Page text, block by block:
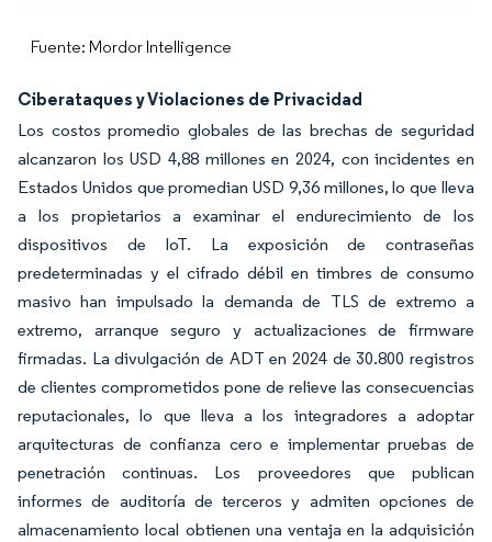
Fuente: Mordor Intelligence
Ciberataques y Violaciones de Privacidad
Los costos promedio globales de las brechas de seguridad
alcanzaron los USD 4,88 millones en 2024, con incidentes en
Estados Unidos que promedian USD 9,36 millones, lo que lleva
a los propietarios a examinar el endurecimiento de los
dispositivos de IoT. La exposición de contraseñas
predeterminadas y el cifrado débil en timbres de consumo
masivo han impulsado la demanda de TLS de extremo a
extremo, arranque seguro y actualizaciones de firmware
firmadas. La divulgación de ADT en 2024 de 30.800 registros
de clientes comprometidos pone de relieve las consecuencias
reputacionales, lo que lleva a los integradores a adoptar
arquitecturas de confianza cero e implementar pruebas de
penetración continuas. Los proveedores que publican
informes de auditoría de terceros y admiten opciones de
almacenamiento local obtienen una ventaja en la adquisición